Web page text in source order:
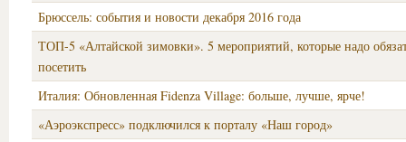
Брюссель: события и новости декабря 2016 года
ТОП-5 «Алтайской зимовки». 5 мероприятий, которые надо
посетить
Италия: Обновленная Fidenza Village: больше, лучше, ярче!
«Аэроэкспресс» подключился к порталу «Наш город»